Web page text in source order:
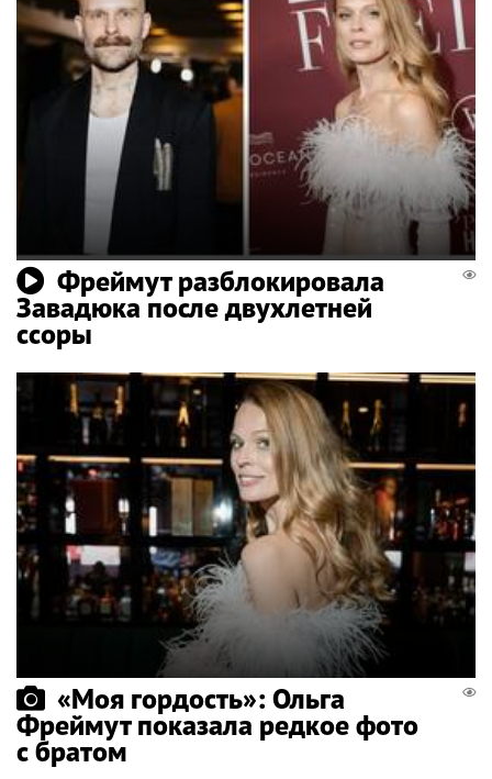
Фреймут разблокировала
Завадюка после двухлетней
ссоры
«Моя гордость»: Ольга
Фреймут показала редкое фото
с братом